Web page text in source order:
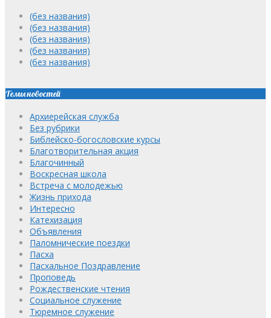
(без названия)
(без названия)
(без названия)
(без названия)
(без названия)
Темы новостей
Архиерейская служба
Без рубрики
Библейско-богословские курсы
Благотворительная акция
Благочинный
Воскресная школа
Встреча с молодежью
Жизнь прихода
Интересно
Катехизация
Объявления
Паломнические поездки
Пасха
Пасхальное Поздравление
Проповедь
Рождественские чтения
Социальное служение
Тюремное служение